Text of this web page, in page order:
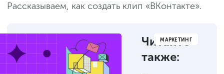
Рассказываем, как создать клип «ВКонтакте».
МАРКЕТИНГ
Читайте
также: